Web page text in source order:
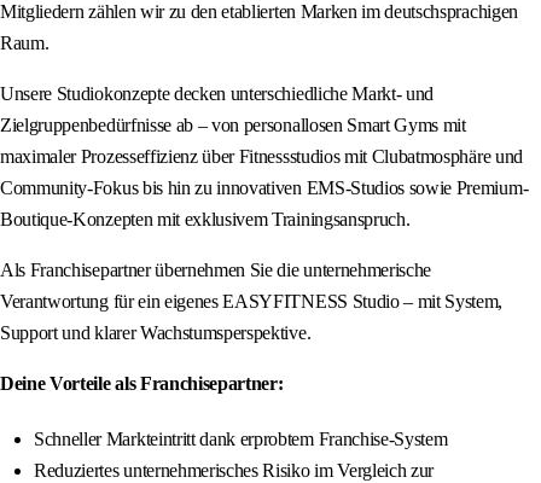
Mitgliedern zählen wir zu den etablierten Marken im deutschsprachigen
Raum.
Unsere Studiokonzepte decken unterschiedliche Markt- und
Zielgruppenbedürfnisse ab – von personallosen Smart Gyms mit
maximaler Prozesseffizienz über Fitnessstudios mit Clubatmosphäre und
Community-Fokus bis hin zu innovativen EMS-Studios sowie Premium-
Boutique-Konzepten mit exklusivem Trainingsanspruch.
Als Franchisepartner übernehmen Sie die unternehmerische
Verantwortung für ein eigenes EASYFITNESS Studio – mit System,
Support und klarer Wachstumsperspektive.
Deine Vorteile als Franchisepartner:
Schneller Markteintritt dank erprobtem Franchise-System
Reduziertes unternehmerisches Risiko im Vergleich zur